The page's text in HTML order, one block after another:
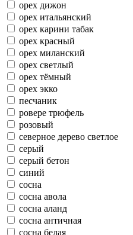
орех дижон
орех итальянский
орех карини табак
орех красный
орех миланский
орех светлый
орех тёмный
орех экко
песчаник
ровере трюфель
розовый
северное дерево светлое
серый
серый бетон
синий
сосна
сосна авола
сосна аланд
сосна античная
сосна белая